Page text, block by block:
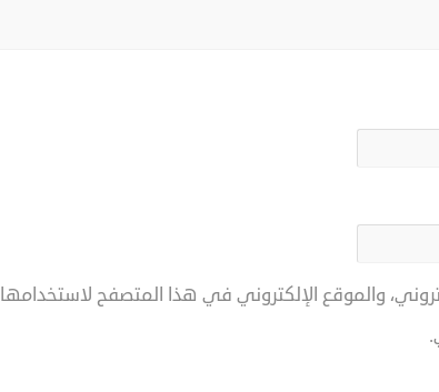
والموقع الإلكتروني في هذا المتصفح لاستخدامها